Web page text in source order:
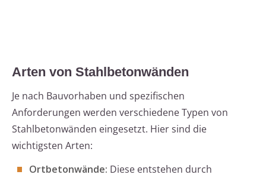
Arten von Stahlbetonwänden
Je nach Bauvorhaben und spezifischen
Anforderungen werden verschiedene Typen von
Stahlbetonwänden eingesetzt. Hier sind die
wichtigsten Arten:
Ortbetonwände: Diese entstehen durch